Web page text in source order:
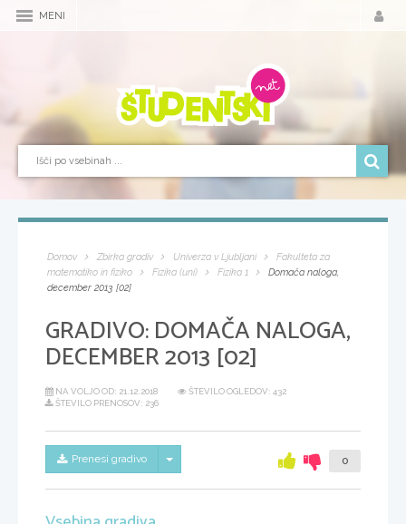
MENI
Domov Zbirka gradiv Univerza v Ljubljani
Fakulteta za
matematiko in fiziko
Fizika (uni) Fizika 1
Domača naloga,
december 2013 [02]
GRADIVO:DOMAČA NALOGA,
DECEMBER 2013 [02]
NA VOLJO OD: 21.12.2018
ŠTEVILO OGLEDOV: 432
ŠTEVILO PRENOSOV: 236
Prenesi gradivo Skrij/prikaži meni 0